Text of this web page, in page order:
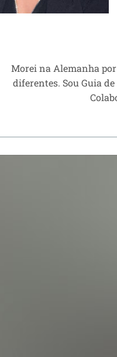
Morei na Alemanha
diferentes. Sou Guia